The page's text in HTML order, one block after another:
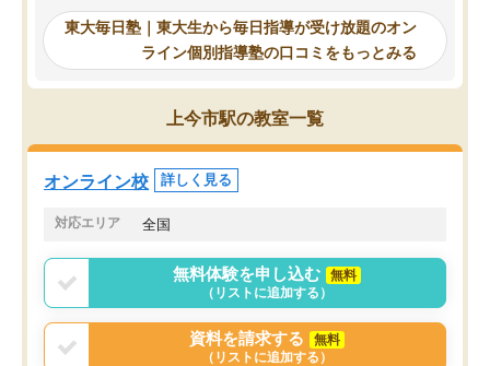
東大毎日塾にたどり着きました。学習
の長期計画や日々の勉強のやり方につ
いて客観的なアドバイスをいただけた
ので、自信をもって受験勉強を進める
ことができました。自分のように勉強
のやり方や進捗管理で苦労している方
には特におすすめしたい塾です。
東大毎日塾｜東大生から毎日指導が受け放題のオン
ライン個別指導塾の口コミをもっとみる
上今市駅の教室一覧
オンライン校 詳しく見る
対応エリア 全国
無料体験を申し込む
無料
（リストに追加する）
資料を請求する
無料
（リストに追加する）